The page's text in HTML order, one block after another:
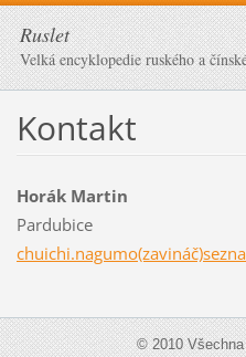
Ruslet
Velká encyklopedie ruského a
Kontakt
Horák Martin
Pardubice
© 2010